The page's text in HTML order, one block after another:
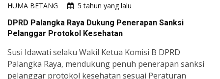
HUMA BETANG
5 tahun yang lalu
DPRD Palangka Raya Dukung Penerapan Sanksi
Pelanggar Protokol Kesehatan
Susi Idawati selaku Wakil Ketua Komisi B DPRD
Palangka Raya, mendukung penuh penerapan sanksi
pelanggar protokol kesehatan sesuai Peraturan